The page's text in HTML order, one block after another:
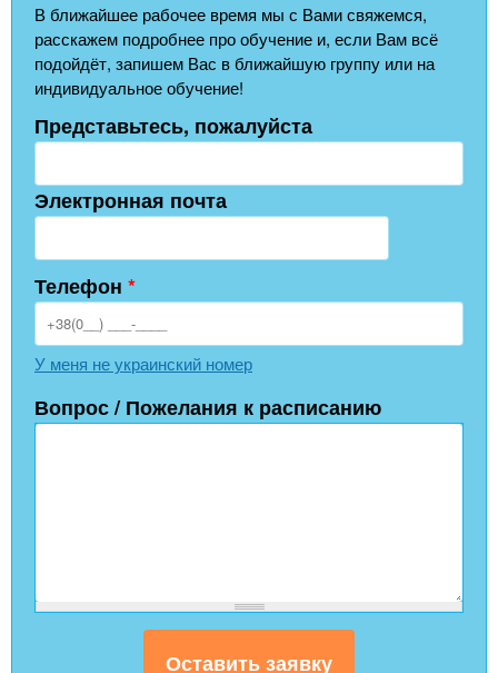
В ближайшее рабочее время мы с Вами свяжемся,
расскажем подробнее про обучение и, если Вам всё
подойдёт, запишем Вас в ближайшую группу или на
индивидуальное обучение!
Представьтесь, пожалуйста
Электронная почта
Телефон *
У меня не украинский номер
Вопрос / Пожелания к расписанию